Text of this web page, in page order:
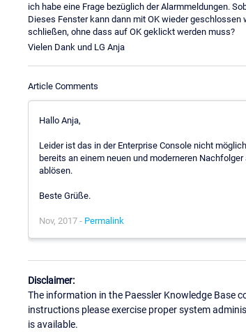
ich habe eine Frage bezüglich der Alarmmeldungen.
Dieses Fenster kann dann mit OK wieder
schließen, ohne dass auf OK geklickt werden muss?
Vielen Dank und LG Anja
Article Comments
Hallo Anja,
Leider ist das in der Enterprise Console nicht
bereits an einem neuen und moderneren
ablösen.
Beste Grüße.
Nov, 2017 - Permalink
Disclaimer:
The information in the Paessler Knowledge Base
instructions please exercise proper system
is available.